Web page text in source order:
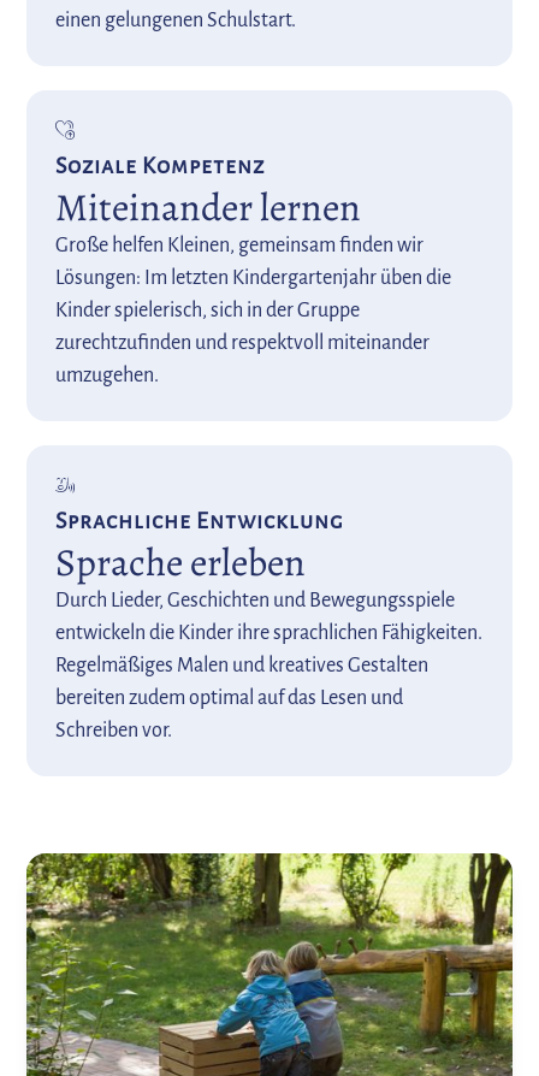
einen gelungenen Schulstart.
Soziale Kompetenz
Miteinander lernen
Große helfen Kleinen, gemeinsam finden wir
Lösungen: Im letzten Kindergartenjahr üben die
Kinder spielerisch, sich in der Gruppe
zurechtzufinden und respektvoll miteinander
umzugehen.
Sprachliche Entwicklung
Sprache erleben
Durch Lieder, Geschichten und Bewegungsspiele
entwickeln die Kinder ihre sprachlichen Fähigkeiten.
Regelmäßiges Malen und kreatives Gestalten
bereiten zudem optimal auf das Lesen und
Schreiben vor.